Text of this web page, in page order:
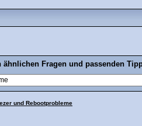
ähnlichen Fragen und passenden
und Rebootprobleme